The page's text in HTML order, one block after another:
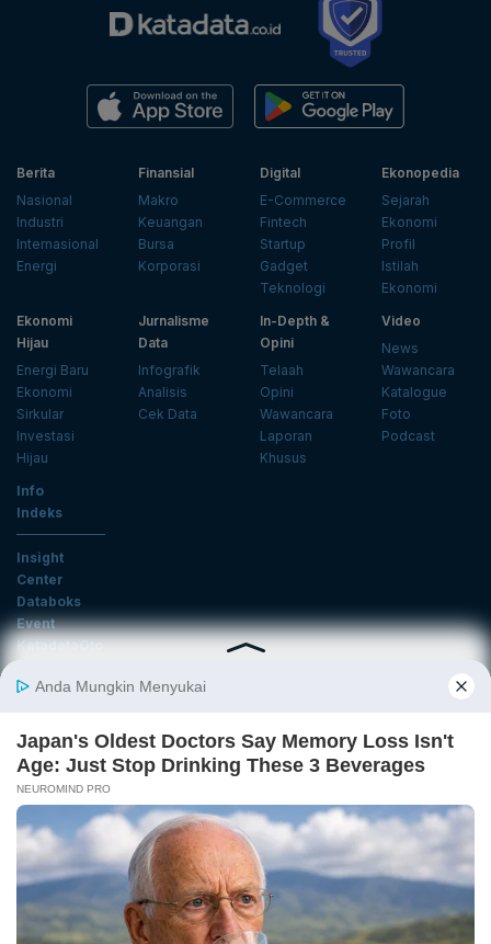
Berita
Nasional
Industri
Internasional
Energi
Finansial
Makro
Keuangan
Bursa
Korporasi
Digital
E-Commerce
Fintech
Startup
Gadget
Teknologi
Ekonopedia
Sejarah
Ekonomi
Profil
Istilah
Ekonomi
Ekonomi
Hijau
Energi Baru
Ekonomi
Sirkular
Investasi
Hijau
Jurnalisme
Data
Infografik
Analisis
Cek Data
In-Depth &
Opini
Telaah
Opini
Wawancara
Laporan
Khusus
Video
News
Wawancara
Katalogue
Foto
Podcast
Info
Indeks
Insight
Center
Databoks
Event
KatadataOto
Email
Daftar
Tentang Katadata Advertising Karier
Pedoman Media Siber
Kebijakan Privasi
Disclaimer